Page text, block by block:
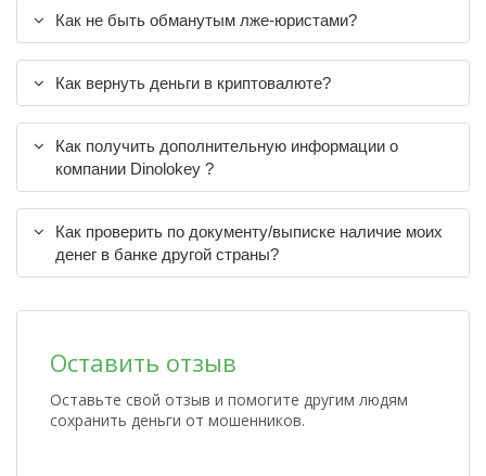
Как не быть обманутым лже-юристами?
Как вернуть деньги в криптовалюте?
Как получить дополнительную информации о
компании Dinolokey ?
Как проверить по документу/выписке наличие моих
денег в банке другой страны?
Оставить отзыв
Оставьте свой отзыв и помогите другим людям
сохранить деньги от мошенников.